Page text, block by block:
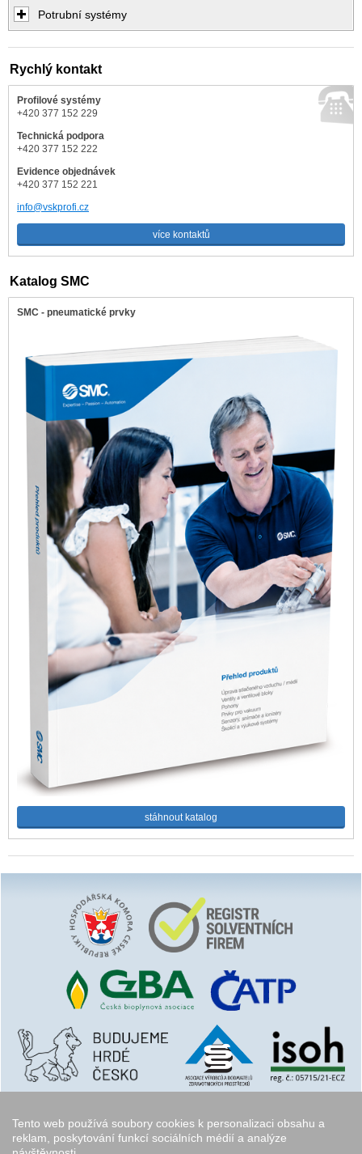
Tento web používá soubory cookies k personalizaci obsahu a
reklam, poskytování funkcí sociálních médií a analýze
Potrubní systémy
Rychlý kontakt
Profilové systémy
+420 377 152 229
Technická podpora
+420 377 152 222
Evidence objednávek
+420 377 152 221
info@vskprofi.cz
více kontaktů
Katalog SMC
SMC - pneumatické prvky
stáhnout katalog